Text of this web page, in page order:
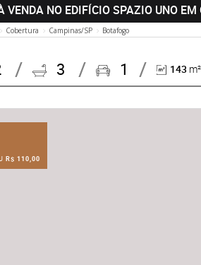
VENDA NO EDIFÍCIO SPAZIO UNO
Cobertura Campinas/SP Botafogo
3 1 143
R$ 110,00